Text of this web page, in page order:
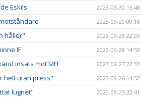
Eskils 2023-09-30 16:48
2023-09-29 09:18
håller" 2023-09-28 22:03
IF 2023-09-28 14:53
insats mot MFF 2023-09-27 22:33
helt utan press" 2023-09-26 14:52
lugnet" 2023-09-25 22:41